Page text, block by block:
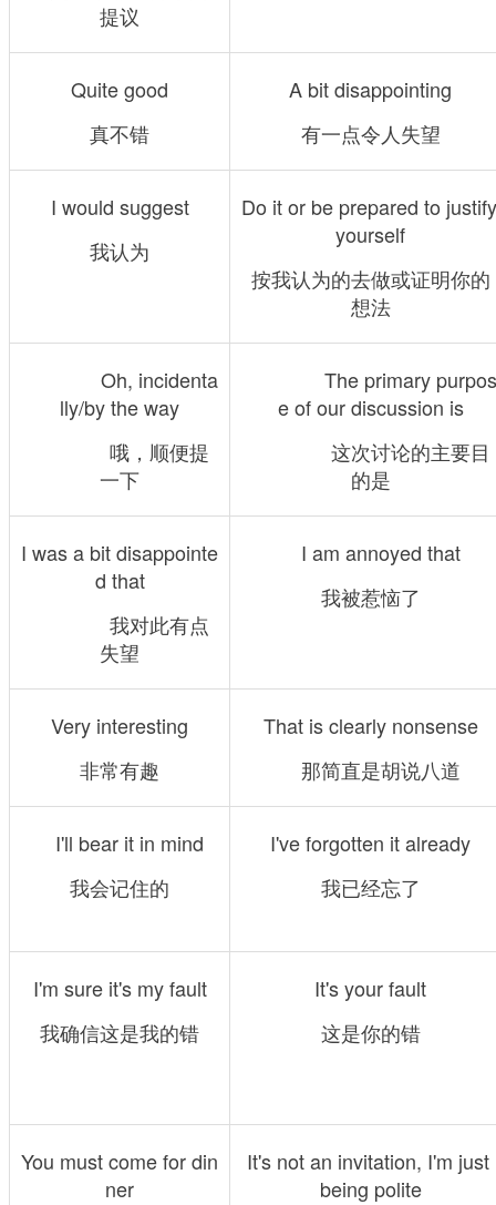
提议
Quite good
真不错
A bit disappointing
有一点令人失望
I would suggest
我认为
Do it or be prepared to justify
yourself
按我认为的去做或证明你的
想法
Oh, incidenta
lly/by the way
哦，顺便提
一下
The primary purpos
e of our discussion is
这次讨论的主要目
的是
I was a bit disappointe
d that
我对此有点
失望
I am annoyed that
我被惹恼了
Very interesting
非常有趣
That is clearly nonsense
那简直是胡说八道
I'll bear it in mind
我会记住的
I've forgotten it already
我已经忘了
I'm sure it's my fault
我确信这是我的错
It's your fault
这是你的错
You must come for din
ner
It's not an invitation, I'm just
being polite